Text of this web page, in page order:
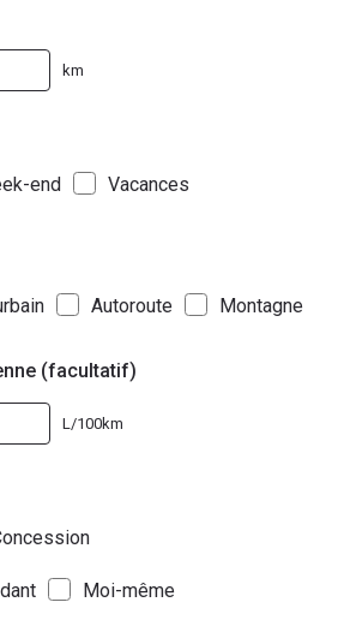
km
end Vacances
Autoroute Montagne
(facultatif)
L/100km
Moi-même